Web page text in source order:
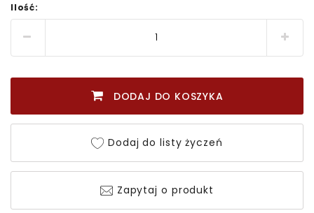
Ilość:
DODAJ DO KOSZYKA
Dodaj do listy życzeń
Zapytaj o produkt